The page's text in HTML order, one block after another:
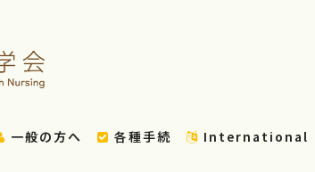
一般の方へ 各種手続 International